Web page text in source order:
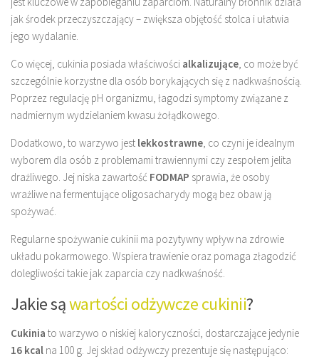
jak środek przeczyszczający – zwiększa objętość stolca i ułatwia
jego wydalanie.
Co więcej, cukinia posiada właściwości alkalizujące, co może być
szczególnie korzystne dla osób borykających się z nadkwaśnością.
Poprzez regulację pH organizmu, łagodzi symptomy związane z
nadmiernym wydzielaniem kwasu żołądkowego.
Dodatkowo, to warzywo jest lekkostrawne, co czyni je idealnym
wyborem dla osób z problemami trawiennymi czy zespołem jelita
drażliwego. Jej niska zawartość FODMAP sprawia, że osoby
wrażliwe na fermentujące oligosacharydy mogą bez obaw ją
spożywać.
Regularne spożywanie cukinii ma pozytywny wpływ na zdrowie
układu pokarmowego. Wspiera trawienie oraz pomaga złagodzić
dolegliwości takie jak zaparcia czy nadkwaśność.
Jakie sąwartości odżywcze cukinii?
Cukinia to warzywo o niskiej kaloryczności, dostarczające jedynie
16 kcal na 100 g. Jej skład odżywczy prezentuje się następująco: